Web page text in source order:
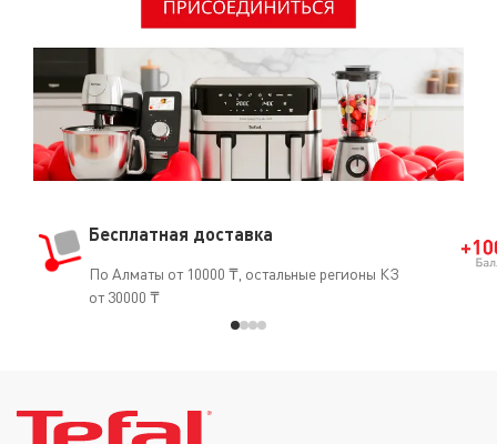
Бесплатная доставка
По Алматы от 10000 ₸, остальные регионы КЗ
от 30000 ₸